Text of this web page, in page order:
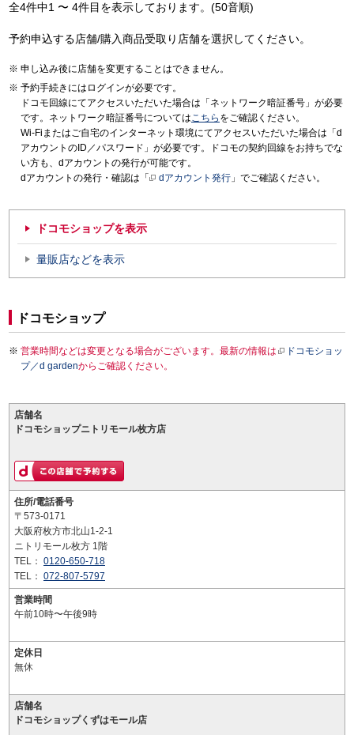
全4件中1 〜 4件目を表示しております。(50音順)
予約申込する店舗/購入商品受取り店舗を選択してください。
申し込み後に店舗を変更することはできません。
予約手続きにはログインが必要です。
ドコモ回線にてアクセスいただいた場合は「ネットワーク暗証番号」が必要
です。ネットワーク暗証番号についてはこちら をご確認ください。
Wi-Fiまたはご自宅のインターネット環境にてアクセスいただいた場合は「d
アカウントのID／パスワード」が必要です。ドコモの契約回線をお持ちでな
い方も、dアカウントの発行が可能です。
dアカウントの発行・確認は「
dアカウント発行 」でご確認ください。
ドコモショップを表示
量販店などを表示
ドコモショップ
営業時間などは変更となる場合がございます。最新の情報は
ドコモショッ
プ／d gardenからご確認ください。
店舗名
ドコモショップニトリモール枚方店
住所/電話番号
〒573-0171
大阪府枚方市北山1-2-1
ニトリモール枚方 1階
TEL： 0120-650-718
TEL： 072-807-5797
営業時間
午前10時〜午後9時
定休日
無休
店舗名
ドコモショップくずはモール店